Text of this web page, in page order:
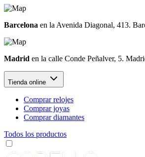
Barcelona en la Avenida Diagonal, 413.
Madrid en la calle Conde Peñalver, 5.
Tienda online
Comprar relojes
Comprar joyas
Comprar diamantes
Todos los productos